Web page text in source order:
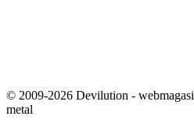
© 2009-2026 Devilution -
metal